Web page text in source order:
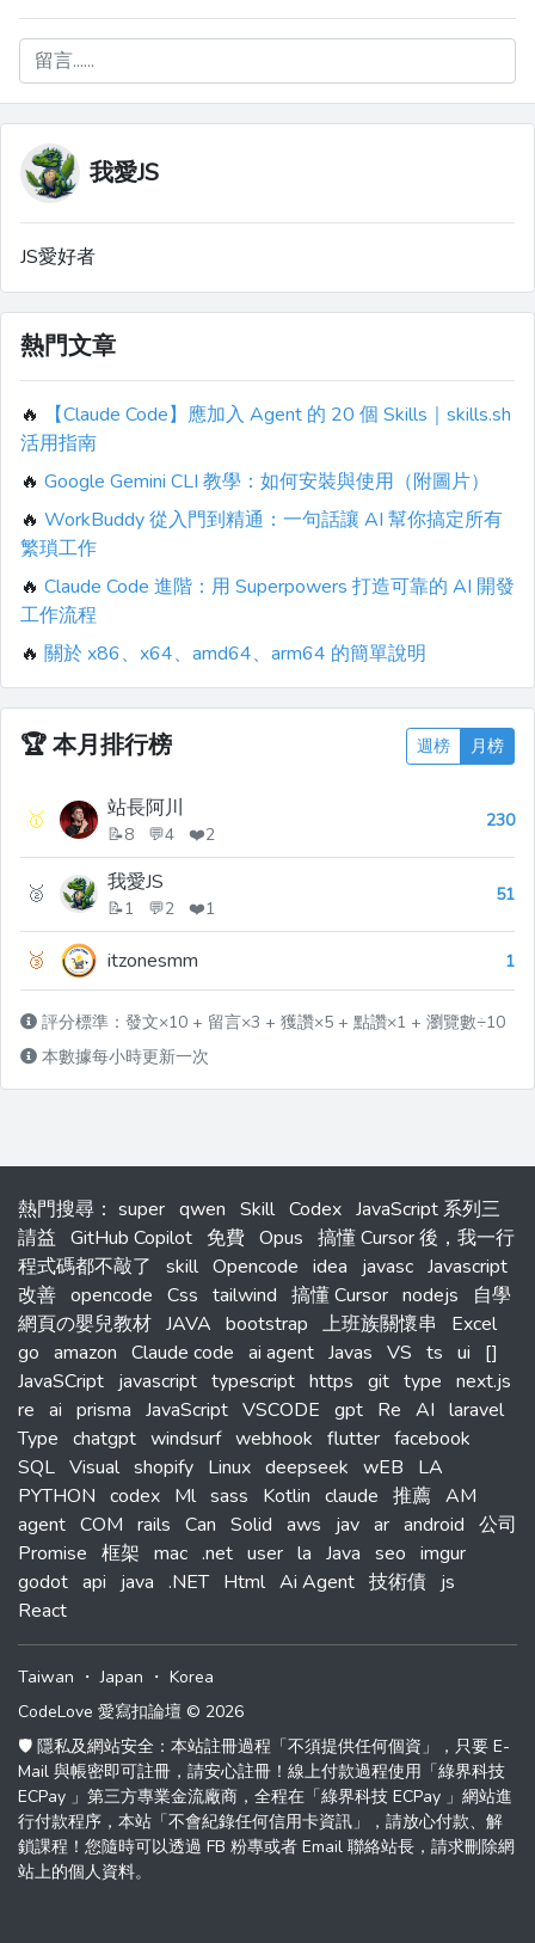
留言......
我愛JS
JS愛好者
熱門文章
🔥
【Claude Code】應加入 Agent 的 20 個 Skills｜skills.sh
活用指南
🔥 Google Gemini CLI 教學：如何安裝與使用（附圖片）
🔥 WorkBuddy 從入門到精通：一句話讓 AI 幫你搞定所有
繁瑣工作
🔥 Claude Code 進階：用 Superpowers 打造可靠的 AI 開發
工作流程
🔥 關於 x86、x64、amd64、arm64 的簡單說明
🏆本月排行榜 週榜 月榜
🥇 站長阿川
📝8 💬4 ❤️2
230
🥈 我愛JS
📝1 💬2 ❤️1
51
🥉 itzonesmm 1
評分標準：發文×10 + 留言×3 + 獲讚×5 + 點讚×1 + 瀏覽數÷10
本數據每小時更新一次
熱門搜尋 ： super qwen Skill Codex JavaScript 系列三
請益 GitHub Copilot 免費 Opus 搞懂 Cursor 後，我一行
程式碼都不敲了
skill Opencode idea javasc Javascript
改善 opencode Css tailwind 搞懂 Cursor nodejs
自學
網頁の嬰兒教材 JAVA bootstrap 上班族關懷串
Excel
go amazon Claude code ai agent Javas VS ts ui
[]
JavaSCript javascript typescript https git type next.js
re ai prisma JavaScript VSCODE gpt Re AI laravel
Type chatgpt windsurf webhook flutter facebook
SQL Visual shopify Linux deepseek wEB
LA
PYTHON codex Ml sass Kotlin claude 推薦 AM
agent COM rails Can Solid aws jav ar android 公司
Promise 框架 mac .net user la Java seo imgur
godot api java .NET Html Ai Agent 技術債 js
React
Taiwan ・Japan ・ Korea
CodeLove 愛寫扣論壇 © 2026
🛡️ 隱私及網站安全：本站註冊過程「不須提供任何個資」，只要 E-
Mail 與帳密即可註冊，請安心註冊！線上付款過程使用「綠界科技
ECPay 」第三方專業金流廠商，全程在「綠界科技 ECPay 」網站進
行付款程序，本站「不會紀錄任何信用卡資訊」，請放心付款、解
鎖課程！您隨時可以透過 FB 粉專或者 Email 聯絡站長，請求刪除網
站上的個人資料。